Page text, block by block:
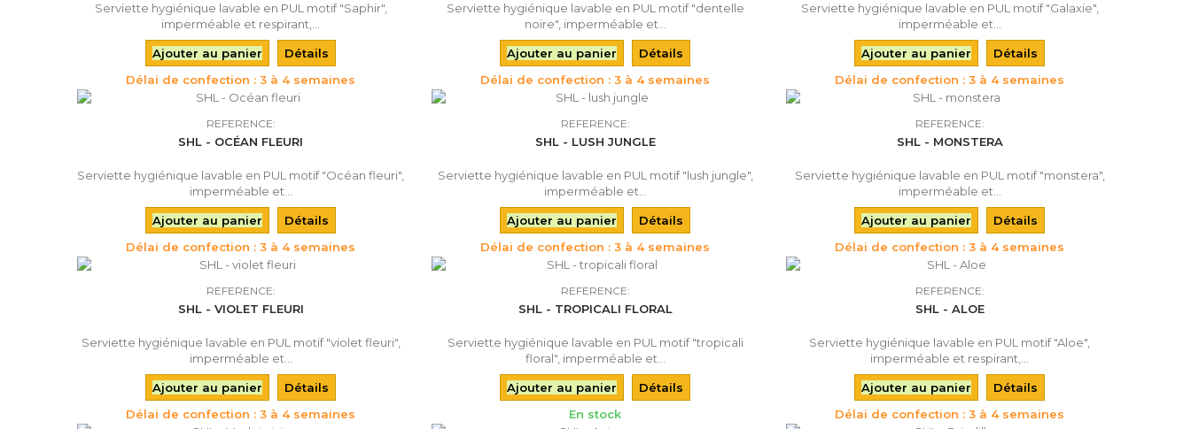
Serviette hygiénique lavable en PUL motif "Saphir",
imperméable et respirant,...
Ajouter au panier
Détails
Délai de confection : 3 à 4 semaines
Serviette hygiénique lavable en PUL motif "dentelle
noire", imperméable et...
Ajouter au panier
Détails
Délai de confection : 3 à 4 semaines
Serviette hygiénique lavable en PUL motif "Galaxie",
imperméable et...
Ajouter au panier
Détails
Délai de confection : 3 à 4 semaines
REFERENCE:
SHL - OCÉAN FLEURI
Serviette hygiénique lavable en PUL motif "Océan fleuri",
imperméable et...
Ajouter au panier
Détails
Délai de confection : 3 à 4 semaines
REFERENCE:
SHL - LUSH JUNGLE
Serviette hygiénique lavable en PUL motif "lush jungle",
imperméable et...
Ajouter au panier
Détails
Délai de confection : 3 à 4 semaines
REFERENCE:
SHL - MONSTERA
Serviette hygiénique lavable en PUL motif "monstera",
imperméable et...
Ajouter au panier
Détails
Délai de confection : 3 à 4 semaines
REFERENCE:
SHL - VIOLET FLEURI
Serviette hygiénique lavable en PUL motif "violet fleuri",
imperméable et...
Ajouter au panier
Détails
Délai de confection : 3 à 4 semaines
REFERENCE:
SHL - TROPICALI FLORAL
Serviette hygiénique lavable en PUL motif "tropicali
floral", imperméable et...
Ajouter au panier
Détails
En stock
REFERENCE:
SHL - ALOE
Serviette hygiénique lavable en PUL motif "Aloe",
imperméable et respirant,...
Ajouter au panier
Détails
Délai de confection : 3 à 4 semaines